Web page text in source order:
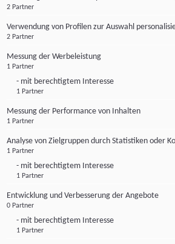
2 Partner
Verwendung von Profilen zur Auswahl
2 Partner
Messung der Werbeleistung
1 Partner
- mit berechtigtem Interesse
1 Partner
Messung der Performance von Inhalten
1 Partner
Analyse von Zielgruppen durch Statistiken oder
1 Partner
- mit berechtigtem Interesse
1 Partner
Entwicklung und Verbesserung der Angebote
0 Partner
- mit berechtigtem Interesse
1 Partner